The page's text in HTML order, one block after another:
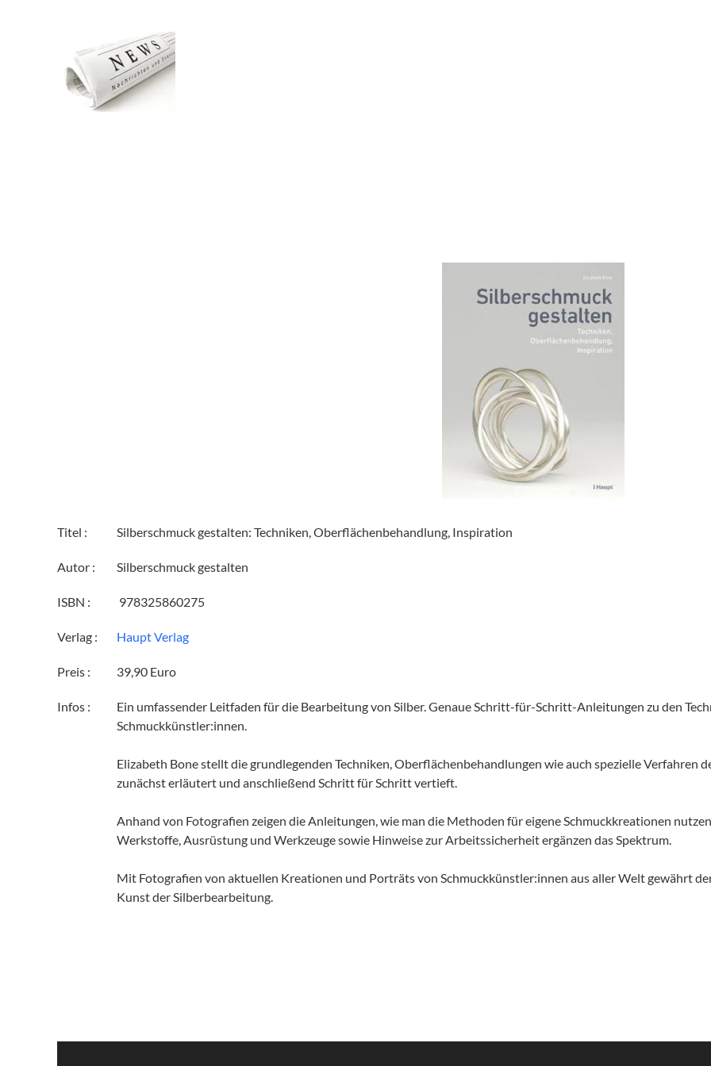
Zum Hauptinhalt springen
Titel : Silberschmuck gestalten: Techniken, Oberflächenbehandlung, Inspiration
Autor : Silberschmuck gestalten
ISBN : ‎ 978325860275
Verlag : Haupt Verlag
Preis : 39,90 Euro
Infos :
Ein umfassender Leitfaden für die Bearbeitung von Silber. Genaue Schritt-für-Schritt-Anleitungen zu den
Schmuckkünstler:innen.
Elizabeth Bone stellt die grundlegenden Techniken, Oberflächenbehandlungen wie auch spezielle Verfahren
zunächst erläutert und anschließend Schritt für Schritt vertieft.
Anhand von Fotografien zeigen die Anleitungen, wie man die Methoden für eigene Schmuckkreationen
Werkstoffe, Ausrüstung und Werkzeuge sowie Hinweise zur Arbeitssicherheit ergänzen das Spektrum.
Mit Fotografien von aktuellen Kreationen und Porträts von Schmuckkünstler:innen aus aller Welt gewährt
Kunst der Silberbearbeitung.